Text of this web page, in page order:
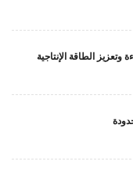
الطاقة الإنتاجية